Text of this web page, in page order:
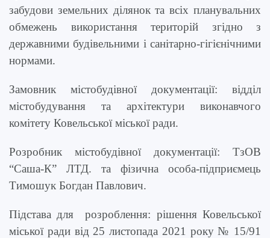
забудови земельних ділянокта всіх планувальних
обмежень використання територій згідно з
державними будівельними і санітарно-гігієнічними
нормами.
Замовник містобудівної документації: відділ
містобудування та архітектури виконавчого
комітету Ковельської міської ради.
Розробник містобудівної документації: ТзОВ
“Саша-К” ЛТД. та фізична особа-підприємець
Тимошук Богдан Павлович.
Підстава для
розроблення: рішення Ковельської
міської ради від 25 листопада 2021 року № 15/91